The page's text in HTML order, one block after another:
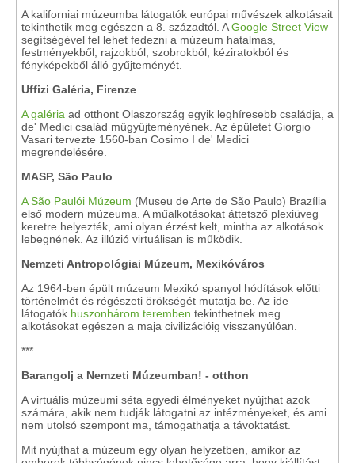
A kaliforniai múzeumba látogatók európai művészek alkotásait
tekinthetik meg egészen a 8. századtól. AGoogle Street View
segítségével fel lehet fedezni a múzeum hatalmas,
festményekből, rajzokból, szobrokból, kéziratokból és
fényképekből álló gyűjteményét.
Uffizi Galéria, Firenze
A galéria ad otthont Olaszország egyik leghíresebb családja, a
de' Medici család műgyűjteményének. Az épületet Giorgio
Vasari tervezte 1560-ban Cosimo I de' Medici
megrendelésére.
MASP, São Paulo
A São Paulói Múzeum (Museu de Arte de São Paulo) Brazília
első modern múzeuma. A műalkotásokat áttetsző plexiüveg
keretre helyezték, ami olyan érzést kelt, mintha az alkotások
lebegnének. Az illúzió virtuálisan is működik.
Nemzeti Antropológiai Múzeum, Mexikóváros
Az 1964-ben épült múzeum Mexikó spanyol hódítások előtti
történelmét és régészeti örökségét mutatja be. Az ide
látogatók huszonhárom teremben tekinthetnek meg
alkotásokat egészen a maja civilizációig visszanyúlóan.
***
Barangolj a Nemzeti Múzeumban! - otthon
A virtuális múzeumi séta egyedi élményeket nyújthat azok
számára, akik nem tudják látogatni az intézményeket, és ami
nem utolsó szempont ma, támogathatja a távoktatást.
Mit nyújthat a múzeum egy olyan helyzetben, amikor az